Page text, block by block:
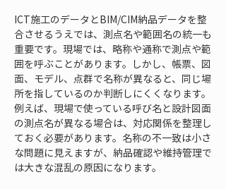
ICT施工のデータとBIM/CIM納品データを整
合させるうえでは、測点名や範囲名の統一も
重要です。現場では、略称や通称で測点や範
囲を呼ぶことがあります。しかし、帳票、図
面、モデル、点群で名称が異なると、同じ場
所を指しているのか判断しにくくなります。
例えば、現場で使っている呼び名と設計図面
の測点名が異なる場合は、対応関係を整理し
ておく必要があります。名称の不一致は小さ
な問題に見えますが、納品確認や維持管理で
は大きな混乱の原因になります。